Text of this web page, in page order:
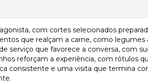
com cortes selecionados
que realçam a carne, como legumes
serviço que favorece a conversa, com
reforçam a experiência, com rótulos
consistente e uma visita que termina